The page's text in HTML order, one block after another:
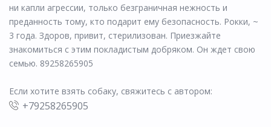
ни капли агрессии, только безграничная нежность и
преданность тому, кто подарит ему безопасность. Рокки, ~
3 года. Здоров, привит, стерилизован. Приезжайте
знакомиться с этим покладистым добряком. Он ждет свою
семью. 89258265905
Если хотите взять собаку, свяжитесь с автором:
+79258265905